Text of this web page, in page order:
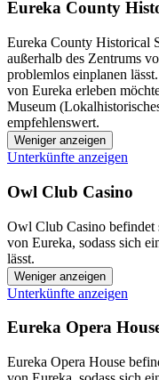
Eureka County
Eureka County Historical
außerhalb des Zentrums
problemlos einplanen
von Eureka erleben
Museum
empfehlenswert.
Weniger anzeigen
Unterkünfte anzeigen
Owl Club Casino
Owl Club Casino befindet
von Eureka, sodass sich
lässt.
Weniger anzeigen
Unterkünfte anzeigen
Eureka Opera
Eureka Opera House